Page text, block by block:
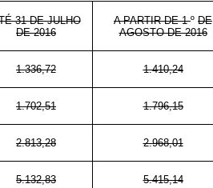
31 DE JULHO
DE 2016
A PARTIR DE 1º DE
AGOSTO DE 2016
1.336,72 1.410,24
1.702,51 1.796,15
2.813,28 2.968,01
5.132,83 5.415,14